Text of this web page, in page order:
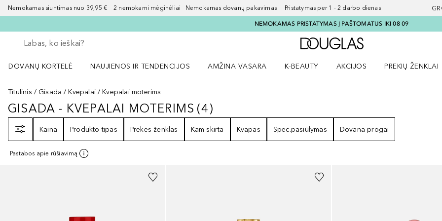
Nemokamas siuntimas nuo 39,95 € 2 nemokami mėginėliai Nemokamas dovanų pakavimas Pristatymas per 1 - 2 darbo dienas
NEMOKAMAS PRISTATYMAS Į PAŠTOMATUS IKI 08 09
Grįžk atgal
Vykdykite paiešką
Į Douglas pagrindinį
DOVANŲ KORTELĖ
NAUJIENOS IR TENDENCIJOS
AMŽINA VASARA
K-BEAUTY
AKCIJOS
PREKIŲ ŽENKLAI
Titulinis
Gisada Kvepalai Kvepalai moterims
GISADA - KVEPALAI MOTERIMS4REZULTATAI
GISADA - KVEPALAI MOTERIMS (4)
Kaina
Produkto tipas Prekės ženklas Kam skirta Kvapas Spec.pasiūlymas Dovana progai
Pastabos apie rūšiavimą